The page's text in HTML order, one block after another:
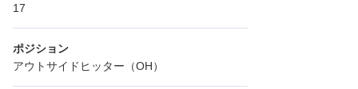
17
ポジション
アウトサイドヒッター（OH）